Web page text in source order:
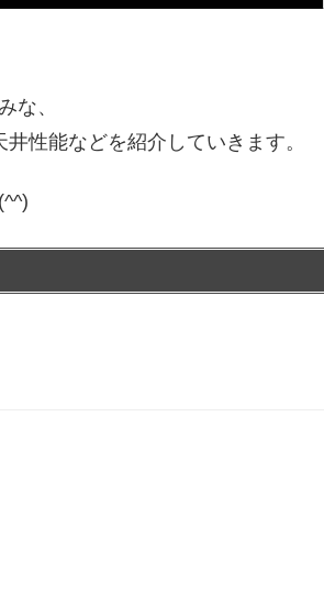
な、
性能などを紹介していきます。